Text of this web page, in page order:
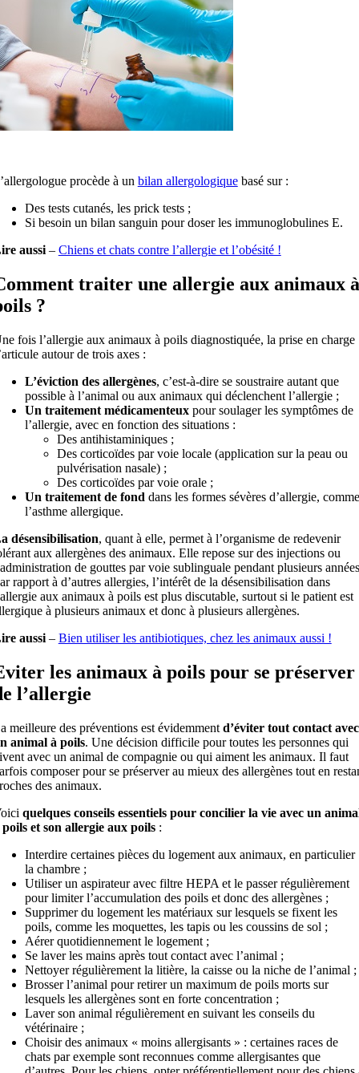
procède à un bilan allergologiquebasé sur :
Des tests cutanés, les prick tests ;
Si besoin un bilan sanguin pour doser les immunoglobulines E.
aussi– Chiens et chats contre l’allergie et l’obésité !
traiter une allergie aux animaux à
?
fois l’allergie aux animaux à poils diagnostiquée, la prise en charge
autour de trois axes :
L’éviction des allergènes, c’est-à-dire se soustraire autant que
possible à l’animal ou aux animaux qui déclenchent l’allergie ;
Un traitement médicamenteuxpour soulager les symptômes de
l’allergie, avec en fonction des situations :
Des antihistaminiques ;
Des corticoïdes par voie locale (application sur la peau ou
pulvérisation nasale) ;
Des corticoïdes par voie orale ;
Un traitement de fond dans les formes sévères d’allergie, comme
l’asthme allergique.
désensibilisation, quant à elle, permet à l’organisme de redevenir
aux allergènes des animaux. Elle repose sur des injections ou
de gouttes par voie sublinguale pendant plusieurs
rapport à d’autres allergies, l’intérêt de la désensibilisation dans
aux animaux à poils est plus discutable, surtout si le patient est
à plusieurs animaux et donc à plusieurs allergènes.
aussi– Bien utiliser les antibiotiques, chez les animaux aussi !
les animaux à poils pour se préserver
l’allergie
meilleure des préventions est évidemment d’éviter tout contact avec
animal à poils. Une décision difficile pour toutes les personnes qui
avec un animal de compagnie ou qui aiment les animaux. Il faut
composer pour se préserver au mieux des allergènes tout en
des animaux.
quelques conseils essentiels pour concilier la vie avec un
poils et son allergie aux poils :
Interdire certaines pièces du logement aux animaux, en particulier
la chambre ;
Utiliser un aspirateur avec filtre HEPA et le passer régulièrement
pour limiter l’accumulation des poils et donc des allergènes ;
Supprimer du logement les matériaux sur lesquels se fixent les
poils, comme les moquettes, les tapis ou les coussins de sol ;
Aérer quotidiennement le logement ;
Se laver les mains après tout contact avec l’animal ;
Nettoyer régulièrement la litière, la caisse ou la niche de l’animal ;
Brosser l’animal pour retirer un maximum de poils morts sur
lesquels les allergènes sont en forte concentration ;
Laver son animal régulièrement en suivant les conseils du
vétérinaire ;
Choisir des animaux « moins allergisants » : certaines races de
chats par exemple sont reconnues comme allergisantes que